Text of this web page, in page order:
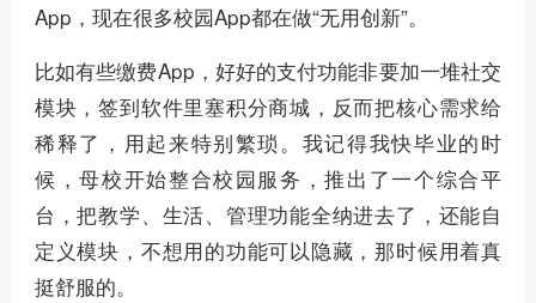
App，现在很多校园App都在做“无用创新”。
比如有些缴费App，好好的支付功能非要加一堆社交
模块，签到软件里塞积分商城，反而把核心需求给
稀释了，用起来特别繁琐。我记得我快毕业的时
候，母校开始整合校园服务，推出了一个综合平
台，把教学、生活、管理功能全纳进去了，还能自
定义模块，不想用的功能可以隐藏，那时候用着真
挺舒服的。